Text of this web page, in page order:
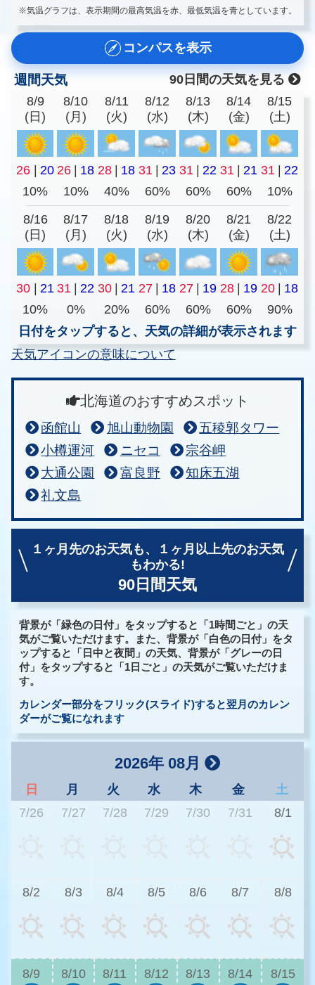
※気温グラフは、表示期間の最高気温を赤、最低気温を青としています。
コンパスを表示
週間天気
90日間の天気を見る
8/9
(日)
8/10
(月)
8/11
(火)
8/12
(水)
8/13
(木)
8/14
(金)
8/15
(土)
26 20 26 18 28 18 31 23 31 22 31 21 31
22
10%
10% 40% 60% 60% 60% 10%
8/16
(日)
8/17
(月)
8/18
(火)
8/19
(水)
8/20
(木)
8/21
(金)
8/22
(土)
30 21 31 22 30 21 27 18 27 19 28 19 20
18
10%
0% 20% 60% 60% 60%
90%
日付をタップすると、天気の詳細が表示されます
天気アイコンの意味について
北海道のおすすめスポット
函館山 旭山動物園
五稜郭タワー
小樽運河
ニセコ
宗谷岬
大通公園
富良野
知床五湖
礼文島
１ヶ月先のお天気も、
１ヶ月以上先のお天気
もわかる!
90日間天気
背景が「緑色の日付」をタップすると「1時間ごと」の天
気がご覧いただけます。また、背景が「白色の日付」をタ
ップすると「日中と夜間」の天気、背景が「グレーの日
付」をタップすると「1日ごと」の天気がご覧いただけま
す。
カレンダー部分をフリック(スライド)すると翌月のカレン
ダーがご覧になれます
2026年 08月
日 月 火 水 木 金
土
7/26
7/27 7/28 7/29 7/30 7/31 8/1
8/2 8/3 8/4 8/5 8/6 8/7 8/8
8/9 8/10 8/11 8/12 8/13 8/14 8/15